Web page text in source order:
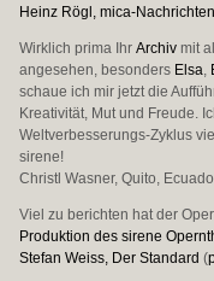
Heinz Rögl, mica-
Wirklich prima IhrArchiv mit
angesehen, besonders Elsa,
schaue ich mir jetzt die
Kreativität, Mut und Freude.
Weltverbesserungs-Zyklus
sirene!
Christl Wasner, Quito,
Viel zu berichten hat der
Produktion des sirene
Stefan Weiss, Der Standard (